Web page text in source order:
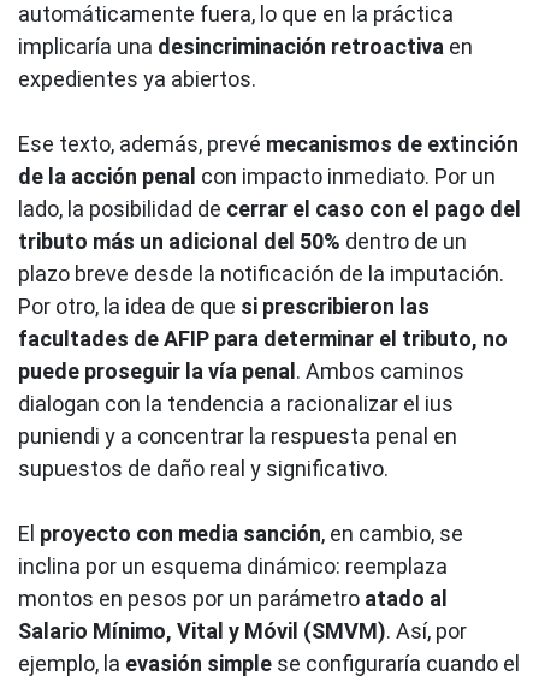
automáticamente fuera, lo que en la práctica
implicaría una desincriminación retroactiva en
expedientes ya abiertos.
Ese texto, además, prevé mecanismos de extinción
de la acción penal con impacto inmediato. Por un
lado, la posibilidad de cerrar el caso con el pago del
tributo más un adicional del 50% dentro de un
plazo breve desde la notificación de la imputación.
Por otro, la idea de que si prescribieron las
facultades de AFIP para determinar el tributo, no
puede proseguir la vía penal . Ambos caminos
dialogan con la tendencia a racionalizar el ius
puniendi y a concentrar la respuesta penal en
supuestos de daño real y significativo.
El proyecto con media sanción, en cambio, se
inclina por un esquema dinámico: reemplaza
montos en pesos por un parámetro atado al
Salario Mínimo, Vital y Móvil (SMVM). Así, por
ejemplo, la evasión simple se configuraría cuando el